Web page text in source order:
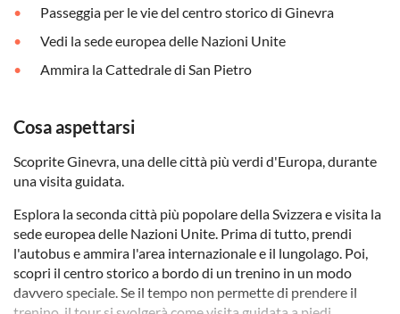
Passeggia per le vie del centro storico di Ginevra
Vedi la sede europea delle Nazioni Unite
Ammira la Cattedrale di San Pietro
Cosa aspettarsi
Scoprite Ginevra, una delle città più verdi d'Europa, durante
una visita guidata.
Esplora la seconda città più popolare della Svizzera e visita la
sede europea delle Nazioni Unite. Prima di tutto, prendi
l'autobus e ammira l'area internazionale e il lungolago. Poi,
scopri il centro storico a bordo di un trenino in un modo
davvero speciale. Se il tempo non permette di prendere il